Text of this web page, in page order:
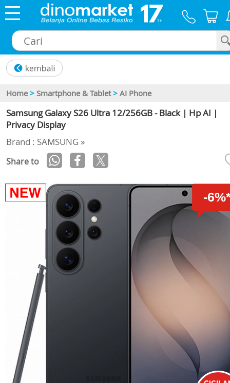
Home > Smartphone & Tablet > AI Phone
Samsung Galaxy S26 Ultra 12/256GB - Black | Hp AI |
Privacy Display
Brand : SAMSUNG »
Share to
-